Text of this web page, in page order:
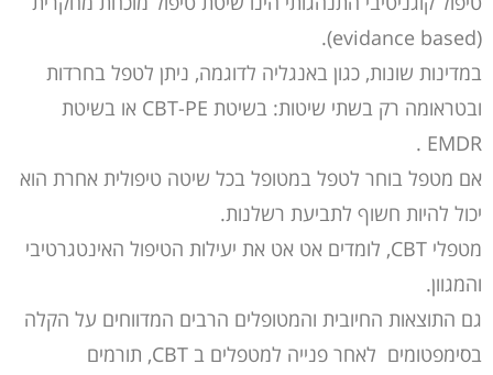
(evidance based).
במדינות שונות, כגון באנגליה לדוגמה, ניתן לטפל בחרדות
ובטראומה רק בשתי שיטות: בשיטת CBT-PE או בשיטת
EMDR .
אם מטפל בוחר לטפל במטופל בכל שיטה טיפולית אחרת הוא
יכול להיות חשוף לתביעת רשלנות.
מטפלי CBT, לומדים אט אט את יעילות הטיפול האינטגרטיבי
והמגוון.
גם התוצאות החיובית והמטופלים הרבים המדווחים על הקלה
בסימפטומים לאחר פנייה למטפלים ב CBT, תורמים